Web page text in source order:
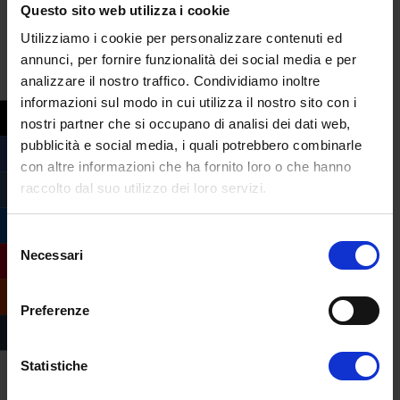
Questo sito web utilizza i cookie
Utilizziamo i cookie per personalizzare contenuti ed
annunci, per fornire funzionalità dei social media e per
analizzare il nostro traffico. Condividiamo inoltre
informazioni sul modo in cui utilizza il nostro sito con i
nostri partner che si occupano di analisi dei dati web,
pubblicità e social media, i quali potrebbero combinarle
con altre informazioni che ha fornito loro o che hanno
raccolto dal suo utilizzo dei loro servizi.
delNecessari
Preferenze
Statistiche
formativo degli studenti più vulnerabili.
Quasi il 60% degli alunni ha cambiato
insegnante di sostegno rispetto l’anno
scolastico precedente, salendo al 61% nelle
scuole secondarie di primo grado e al 70%
nelle scuole dell’infanzia, senza particolari
differenze territoriali né variazioni annuali.
considera che il
sostegno anche
7,6% di questi aveva
precedente